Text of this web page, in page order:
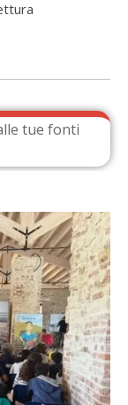
tue fonti